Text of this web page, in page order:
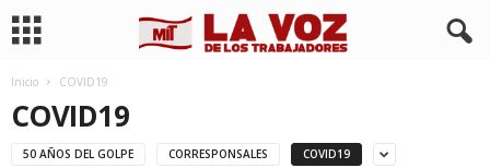
Inicio COVID19
COVID19
50 AÑOS DEL GOLPE CORRESPONSALES COVID19